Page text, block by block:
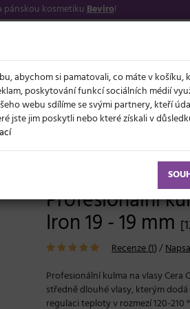
pánskou kosmetikuBeviro!
AKCE
- 19 mm
Profesionální
Iron 19 - 19 mm
Recenze (1)/
Profesionální kulma na vlasy Cera
středně dlouhé vlasy, kterým
regulaci teploty v rozmezí 120-210
abychom si pamatovali, co máte v košíku,
poskytování funkcí sociálních médií
webu sdílíme se svými partnery, kteří
jste jim poskytli nebo které získali v